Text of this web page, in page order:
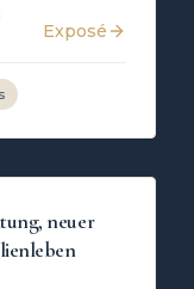
Exposé
neuer